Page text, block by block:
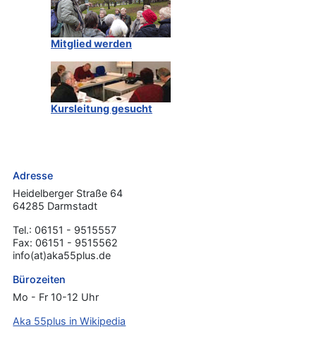
Mitglied werden
Kursleitung gesucht
Adresse
Heidelberger Straße 64
64285 Darmstadt
Tel.: 06151 - 9515557
Fax: 06151 - 9515562
info(at)aka55plus.de
Bürozeiten
Mo - Fr 10-12 Uhr
Aka 55plus in Wikipedia